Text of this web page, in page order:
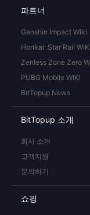
파트너
Genshin Impact Wiki
Honkai: Star Rail WIKI
Zenless Zone Zero
PUBG Mobile WIKI
BitTopup News
BitTopup 소개
회사 소개
고객지원
문의하기
쇼핑